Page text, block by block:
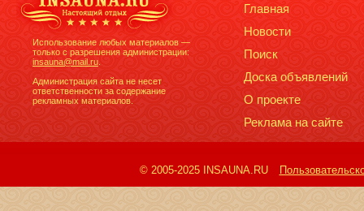
Использование любых материалов —
только с разрешения администрации:
insauna@mail.ru
Администрация сайта не несет
ответственности за содержание
рекламных материалов.
Главная
Новости
Поиск
Доска объявлений
О проекте
Реклама на сайте
© 2005-2025 INSAUNA.RU